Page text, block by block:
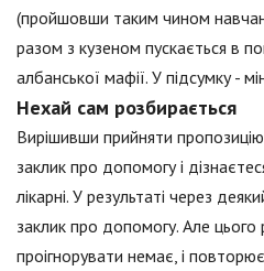
(пройшовши таким чином
разом з кузеном пускається в
албанської мафії. У підсумку -
Нехай сам розбирається
Вирішивши прийняти
заклик про допомогу і
лікарні. У результаті через
заклик про допомогу. Але цього
проігнорувати немає, і